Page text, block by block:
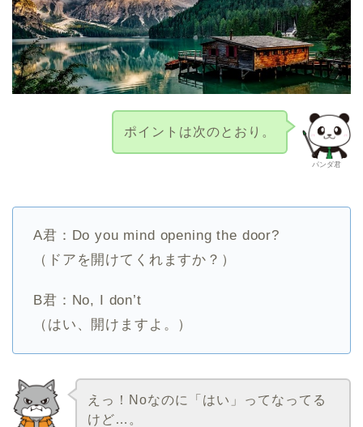
パンダ君
ポイントは次のとおり。
A君：Do you mind opening the door?
（ドアを開けてくれますか？）
B君：No, I don’t
（はい、開けますよ。）
えっ！Noなのに「はい」ってなってる
けど…。